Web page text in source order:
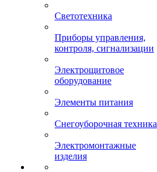
Светотехника
Приборы управления,
контроля, сигнализации
Электрощитовое
оборудование
Элементы питания
Снегоуборочная техника
Электромонтажные
изделия